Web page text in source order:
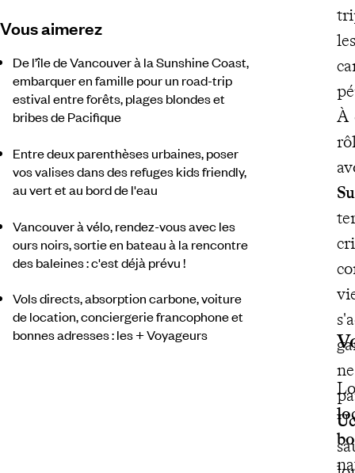
Vous aimerez
De l’île de Vancouver à la Sunshine Coast,
embarquer en famille pour un road-trip
estival entre forêts, plages blondes et
bribes de Pacifique
Entre deux parenthèses urbaines, poser
vos valises dans des refuges kids friendly,
au vert et au bord de l'eau
Vancouver à vélo, rendez-vous avec les
ours noirs, sortie en bateau à la rencontre
des baleines : c'est déjà prévu !
Vols directs, absorption carbone, voiture
de location, conciergerie francophone et
bonnes adresses : les + Voyageurs
À